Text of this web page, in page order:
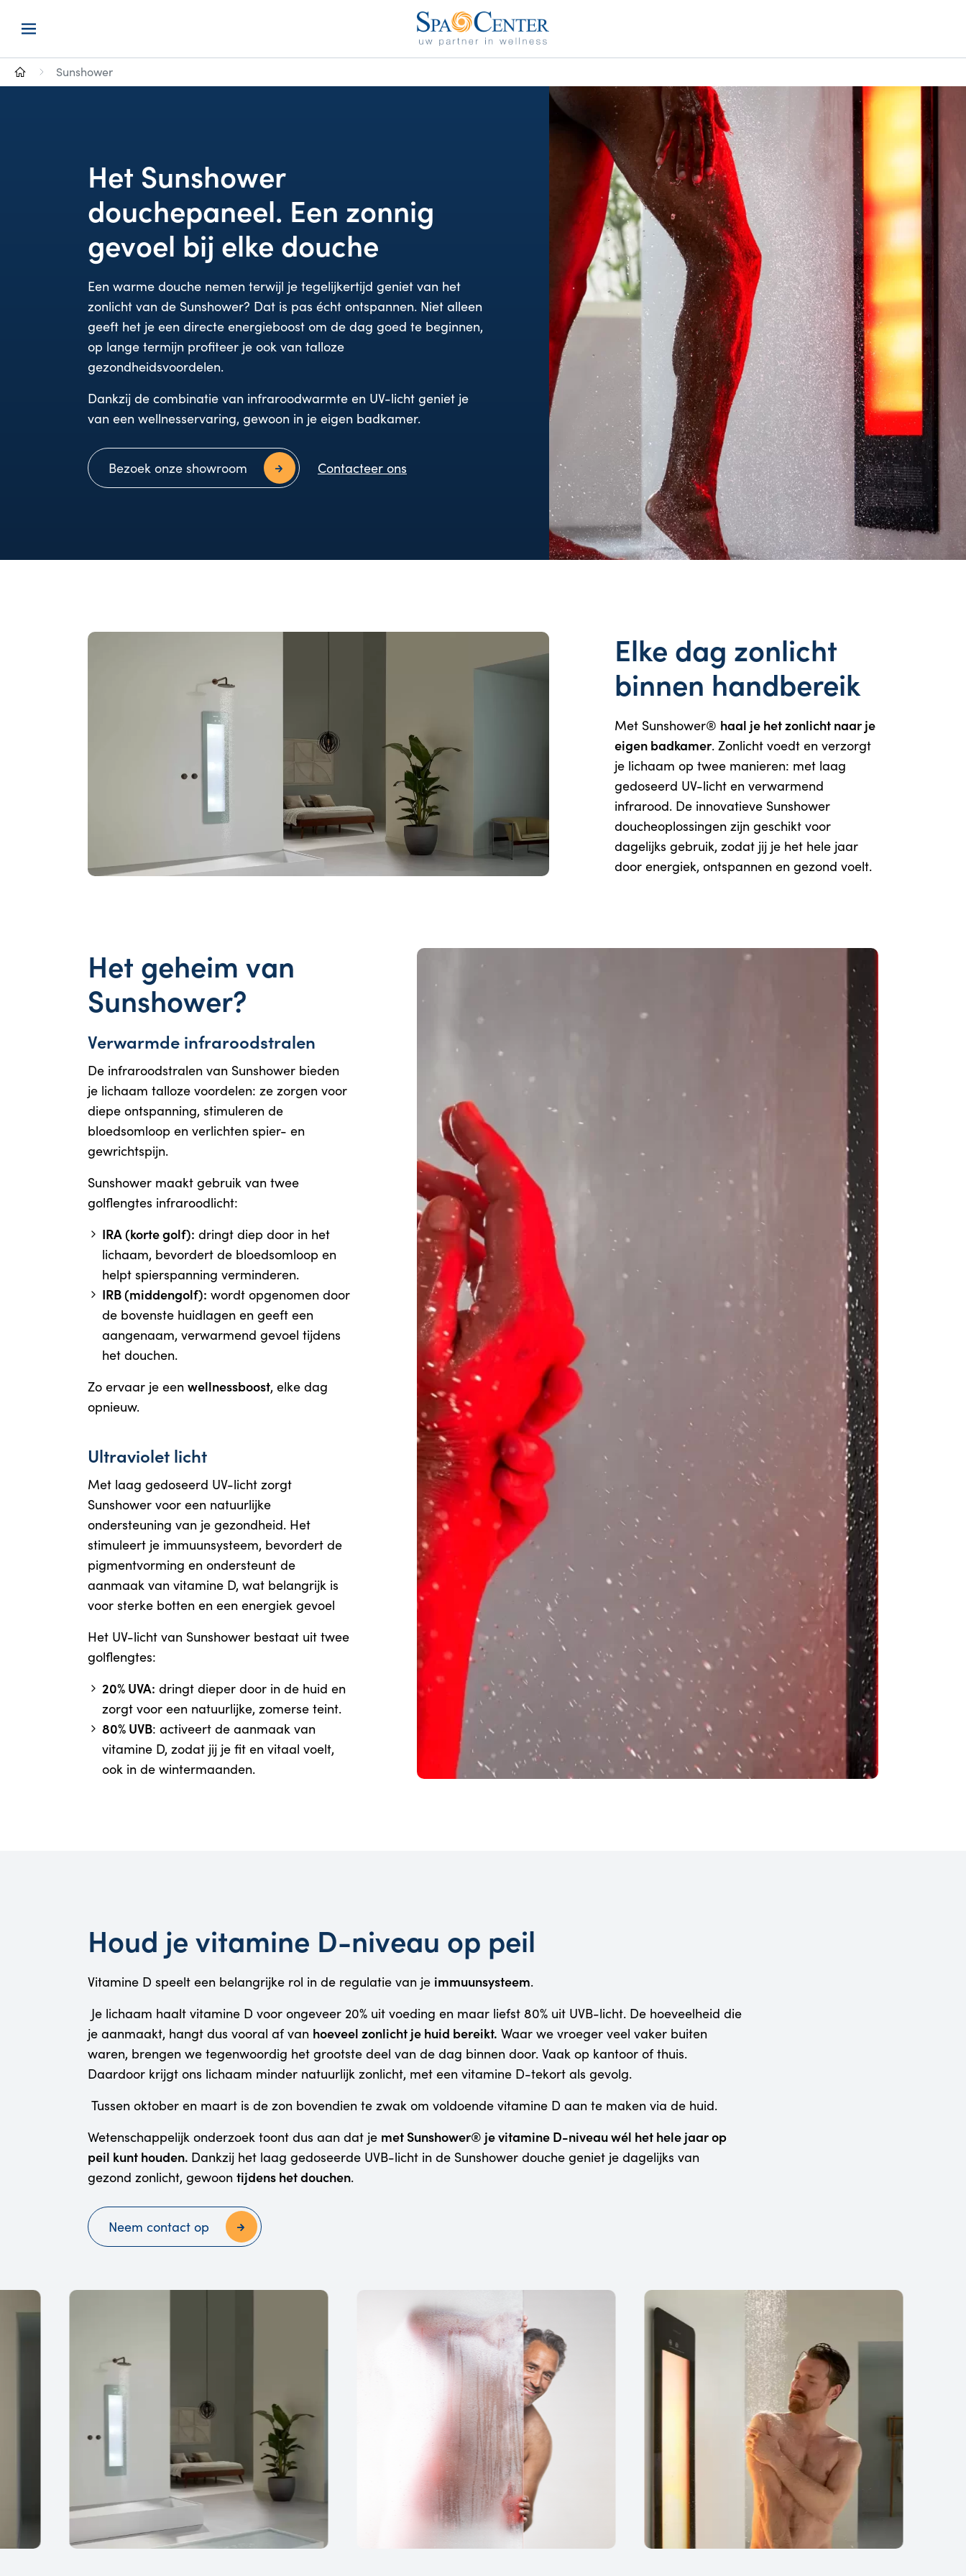
Sunshower
Het Sunshower
douchepaneel. Een zonnig
gevoel bij elke douche
Een warme douche nemen terwijl je tegelijkertijd geniet van het
zonlicht van de Sunshower? Dat is pas écht ontspannen. Niet alleen
geeft het je een directe energieboost om de dag goed te beginnen,
op lange termijn profiteer je ook van talloze
gezondheidsvoordelen.
Dankzij de combinatie van infraroodwarmte en UV-licht geniet je
van een wellnesservaring, gewoon in je eigen badkamer.
Bezoek onze showroom Contacteer ons
Elke dag zonlicht
binnen handbereik
Met Sunshower® haal je het zonlicht naar je
eigen badkamer. Zonlicht voedt en verzorgt
je lichaam op twee manieren: met laag
gedoseerd UV-licht en verwarmend
infrarood. De innovatieve Sunshower
doucheoplossingen zijn geschikt voor
dagelijks gebruik, zodat jij je het hele jaar
door energiek, ontspannen en gezond voelt.
Het geheim van
Sunshower?
Verwarmde infraroodstralen
De infraroodstralen van Sunshower bieden
je lichaam talloze voordelen: ze zorgen voor
diepe ontspanning, stimuleren de
bloedsomloop en verlichten spier- en
gewrichtspijn.
Sunshower maakt gebruik van twee
golflengtes infraroodlicht:
IRA (korte golf): dringt diep door in het
lichaam, bevordert de bloedsomloop en
helpt spierspanning verminderen.
IRB (middengolf): wordt opgenomen door
de bovenste huidlagen en geeft een
aangenaam, verwarmend gevoel tijdens
het douchen.
Zo ervaar je een wellnessboost, elke dag
opnieuw.
Ultraviolet licht
Met laag gedoseerd UV-licht zorgt
Sunshower voor een natuurlijke
ondersteuning van je gezondheid. Het
stimuleert je immuunsysteem, bevordert de
pigmentvorming en ondersteunt de
aanmaak van vitamine D, wat belangrijk is
voor sterke botten en een energiek gevoel
Het UV-licht van Sunshower bestaat uit twee
golflengtes:
20% UVA: dringt dieper door in de huid en
zorgt voor een natuurlijke, zomerse teint.
80% UVB: activeert de aanmaak van
vitamine D, zodat jij je fit en vitaal voelt,
ook in de wintermaanden.
Houd je vitamine D-niveau op peil
Vitamine D speelt een belangrijke rol in de regulatie van je immuunsysteem.
Je lichaam haalt vitamine D voor ongeveer 20% uit voeding en maar liefst 80% uit UVB-licht. De hoeveelheid die
je aanmaakt, hangt dus vooral af van hoeveel zonlicht je huid bereikt. Waar we vroeger veel vaker buiten
waren, brengen we tegenwoordig het grootste deel van de dag binnen door. Vaak op kantoor of thuis.
Daardoor krijgt ons lichaam minder natuurlijk zonlicht, met een vitamine D-tekort als gevolg.
Tussen oktober en maart is de zon bovendien te zwak om voldoende vitamine D aan te maken via de huid.
Wetenschappelijk onderzoek toont dus aan dat je met Sunshower® je vitamine D-niveau wél het hele jaar op
peil kunt houden. Dankzij het laag gedoseerde UVB-licht in de Sunshower douche geniet je dagelijks van
gezond zonlicht, gewoon tijdens het douchen.
Neem contact op